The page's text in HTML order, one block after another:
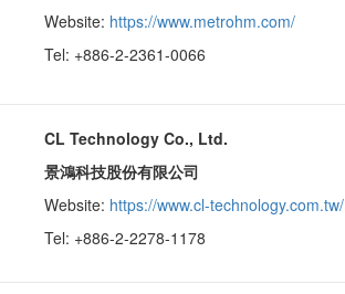
Website: https://www.metrohm.com/
Tel: +886-2-2361-0066
CL Technology Co., Ltd.
景鴻科技股份有限公司
Website: https://www.cl-technology.com.tw/
Tel: +886-2-2278-1178